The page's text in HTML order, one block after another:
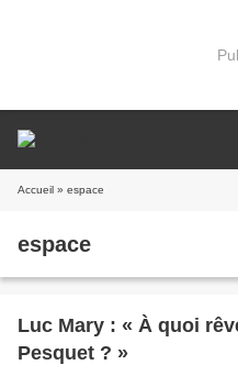
Accueil » espace
espace
Luc Mary : « À quoi
Pesquet ? »